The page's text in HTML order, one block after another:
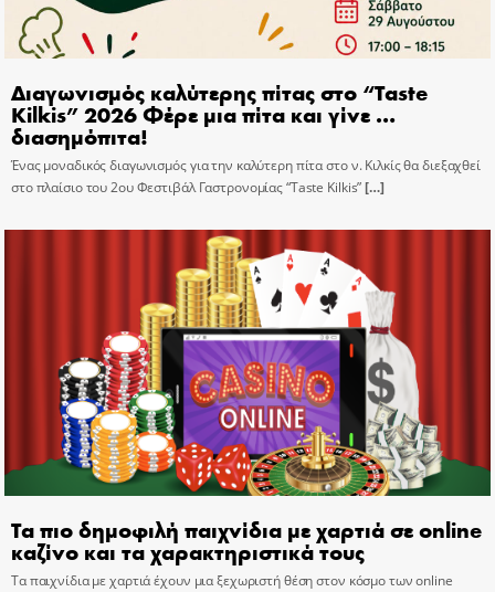
Διαγωνισμός καλύτερης πίτας στο “Taste
Kilkis” 2026 Φέρε μια πίτα και γίνε …
διασημόπιτα!
Ένας μοναδικός διαγωνισμός για την καλύτερη πίτα στο ν. Κιλκίς θα διεξαχθεί
στο πλαίσιο του 2ου Φεστιβάλ Γαστρονομίας “Taste Kilkis”[…]
Τα πιο δημοφιλή παιχνίδια με χαρτιά σε online
καζίνο και τα χαρακτηριστικά τους
Τα παιχνίδια με χαρτιά έχουν μια ξεχωριστή θέση στον κόσμο των online